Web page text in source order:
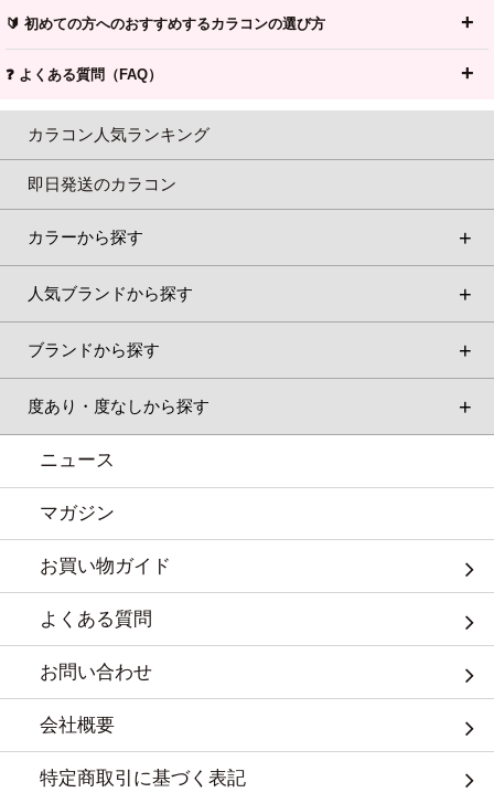
🔰 初めての方へのおすすめするカラコンの選び方
❓ よくある質問（FAQ）
カラコン人気ランキング
即日発送のカラコン
カラーから探す
人気ブランドから探す
ブランドから探す
度あり・度なしから探す
ニュース
マガジン
お買い物ガイド
よくある質問
お問い合わせ
会社概要
特定商取引に基づく表記